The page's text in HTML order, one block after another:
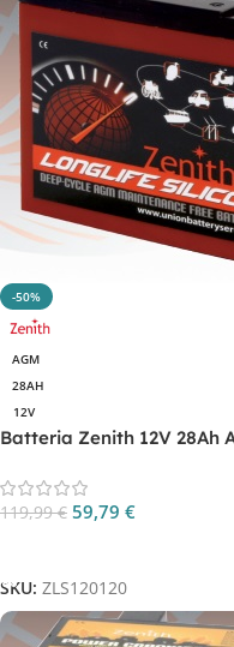
-50%
AGM
28AH
12V
Batteria Zenith 12V 28Ah
119,99€ 59,79 €
SKU: ZLS120120